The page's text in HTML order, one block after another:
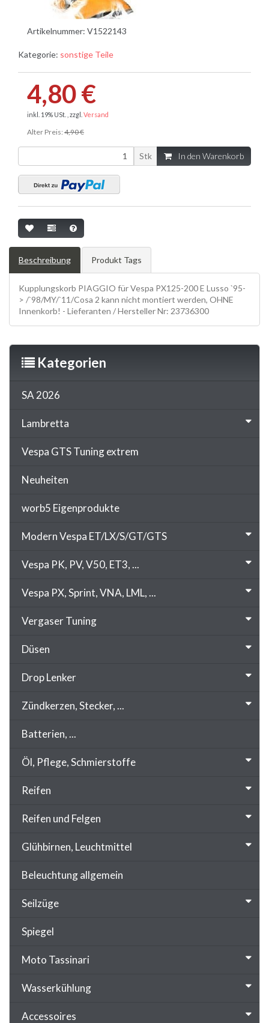
Artikelnummer: V1522143
Kategorie: sonstige Teile
4,80 €
inkl. 19% USt. , zzgl. Versand
Alter Preis: 4,90 €
Stk In den Warenkorb
Beschreibung Produkt Tags
Kupplungskorb PIAGGIO für Vespa PX125-200 E Lusso `95-
> /`98/MY/`11/Cosa 2 kann nicht montiert werden, OHNE
Innenkorb! - Lieferanten / Hersteller Nr: 23736300
Kategorien
SA 2026
Lambretta
Vespa GTS Tuning extrem
Neuheiten
worb5 Eigenprodukte
Modern Vespa ET/LX/S/GT/GTS
Vespa PK, PV, V50, ET3, ...
Vespa PX, Sprint, VNA, LML, ...
Vergaser Tuning
Düsen
Drop Lenker
Zündkerzen, Stecker, ...
Batterien, ...
Öl, Pflege, Schmierstoffe
Reifen
Reifen und Felgen
Glühbirnen, Leuchtmittel
Beleuchtung allgemein
Seilzüge
Spiegel
Moto Tassinari
Wasserkühlung
Accessoires